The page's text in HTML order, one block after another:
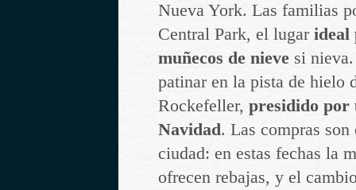
Nueva York. Las familias
Central Park, el lugar ideal
muñecos de nieve si
patinar en la pista de hielo
Rockefeller, presidido por
Navidad. Las compras
ciudad: en estas fechas la
ofrecen rebajas, y el